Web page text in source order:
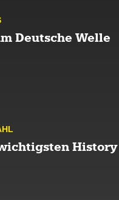
Deutsche Welle
History